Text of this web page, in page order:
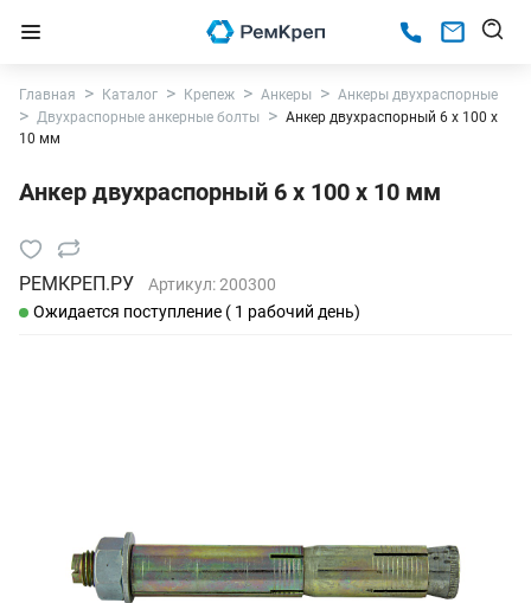
Главная Каталог Крепеж Анкеры
Анкеры двухраспорные
Двухраспорные анкерные болты
Анкер двухраспорный 6 х 100 х
10 мм
Анкер двухраспорный 6 х 100 х 10 мм
РЕМКРЕП.РУ Артикул:200300
Ожидается поступление ( 1 рабочий день)